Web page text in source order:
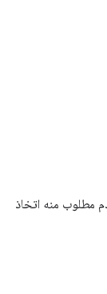
مطلوب منه اتخاذ